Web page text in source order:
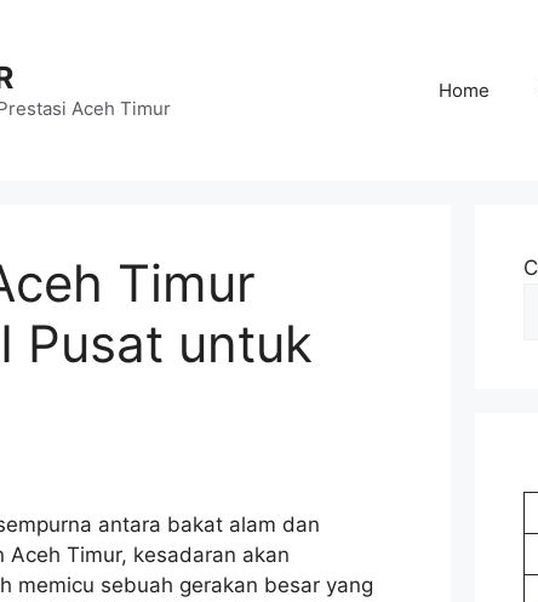
Aceh Timur
Home
Timur
Pusat untuk
antara bakat alam dan
Timur, kesadaran akan
memicu sebuah gerakan besar yang